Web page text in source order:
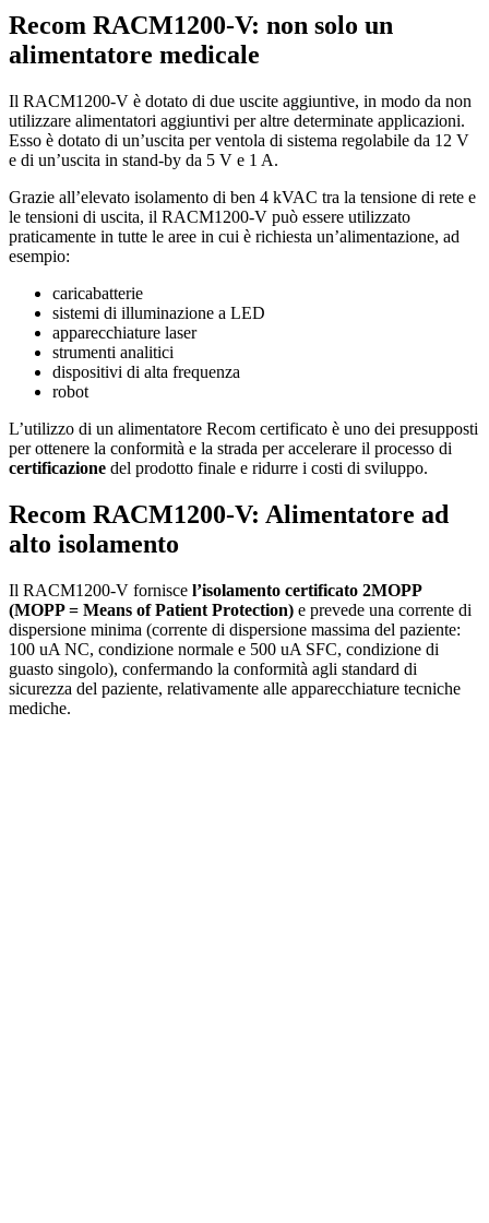
Recom RACM1200-V: non solo un
alimentatore medicale
Il RACM1200-V è dotato di due uscite aggiuntive, in modo da non
utilizzare alimentatori aggiuntivi per altre determinate applicazioni.
Esso è dotato di un’uscita per ventola di sistema regolabile da 12 V
e di un’uscita in stand-by da 5 V e 1 A.
Grazie all’elevato isolamento di ben 4 kVAC tra la tensione di rete e
le tensioni di uscita, il RACM1200-V può essere utilizzato
praticamente in tutte le aree in cui è richiesta un’alimentazione, ad
esempio:
caricabatterie
sistemi di illuminazione a LED
apparecchiature laser
strumenti analitici
dispositivi di alta frequenza
robot
L’utilizzo di un alimentatore Recom certificato è uno dei presupposti
per ottenere la conformità e la strada per accelerare il processo di
certificazione del prodotto finale e ridurre i costi di sviluppo.
Recom RACM1200-V: Alimentatore ad
alto isolamento
Il RACM1200-V fornisce l’isolamento certificato 2MOPP
(MOPP = Means of Patient Protection) e prevede una corrente di
dispersione minima (corrente di dispersione massima del paziente:
100 uA NC, condizione normale e 500 uA SFC, condizione di
guasto singolo), confermando la conformità agli standard di
sicurezza del paziente, relativamente alle apparecchiature tecniche
mediche.